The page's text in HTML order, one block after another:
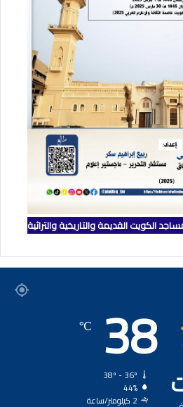
الكويت القديمة والتاريخية والتراثية
38
℃
44%
2 كيلومتر/ساعة